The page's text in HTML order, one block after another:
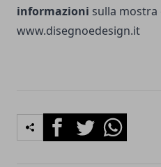
informazioni sulla mostra
www.disegnoedesign.it
FacebookTwitterWhatsapp